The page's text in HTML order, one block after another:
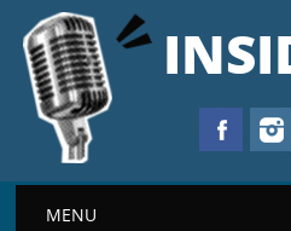
Main menu
MENU